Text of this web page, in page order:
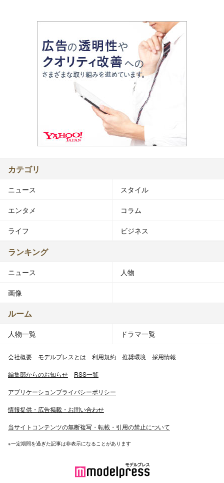
カテゴリ
ニュース スタイル
エンタメ コラム
ライフ ビジネス
ランキング
ニュース 人物
画像
ルーム
人物一覧 ドラマ一覧
会社概要 モデルプレスとは 利用規約 推奨環境 採用情報
編集部からのお知らせ RSS一覧
アプリケーションプライバシーポリシー
情報提供・広告掲載・お問い合わせ
当サイトコンテンツの無断複写・転載・引用の禁止について
※一定期間を過ぎた記事は非表示になることがあります